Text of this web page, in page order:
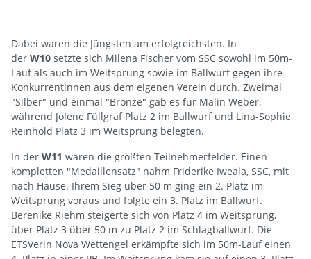
Dabei waren die Jüngsten am erfolgreichsten. In
der W10 setzte sich Milena Fischer vom SSC sowohl im 50m-
Lauf als auch im Weitsprung sowie im Ballwurf gegen ihre
Konkurrentinnen aus dem eigenen Verein durch. Zweimal
"Silber" und einmal "Bronze" gab es für Malin Weber,
während Jolene Füllgraf Platz 2 im Ballwurf und Lina-Sophie
Reinhold Platz 3 im Weitsprung belegten.
In der W11 waren die größten Teilnehmerfelder. Einen
kompletten "Medaillensatz" nahm Friderike Iweala, SSC, mit
nach Hause. Ihrem Sieg über 50 m ging ein 2. Platz im
Weitsprung voraus und folgte ein 3. Platz im Ballwurf.
Berenike Riehm steigerte sich von Platz 4 im Weitsprung,
über Platz 3 über 50 m zu Platz 2 im Schlagballwurf. Die
ETSVerin Nova Wettengel erkämpfte sich im 50m-Lauf einen